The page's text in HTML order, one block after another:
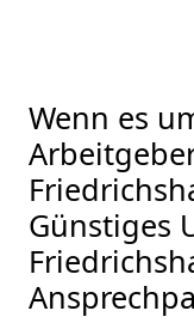
Wenn es
Günstiges